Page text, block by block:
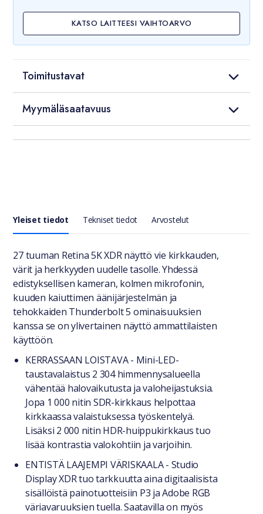
KATSO LAITTEESI VAIHTOARVO
Toimitustavat
Myymäläsaatavuus
Yleiset tiedot Tekniset tiedot Arvostelut
Yleiset tiedot
27 tuuman Retina 5K XDR näyttö vie kirkkauden,
värit ja herkkyyden uudelle tasolle. Yhdessä
edistyksellisen kameran, kolmen mikrofonin,
kuuden kaiuttimen äänijärjestelmän ja
tehokkaiden Thunderbolt 5 ominaisuuksien
kanssa se on ylivertainen näyttö ammattilaisten
käyttöön.
KERRASSAAN LOISTAVA - Mini-LED-
taustavalaistus 2 304 himmennysalueella
vähentää halovaikutusta ja valoheijastuksia.
Jopa 1 000 nitin SDR-kirkkaus helpottaa
kirkkaassa valaistuksessa työskentelyä.
Lisäksi 2 000 nitin HDR-huippukirkkaus tuo
lisää kontrastia valokohtiin ja varjoihin.
ENTISTÄ LAAJEMPI VÄRISKAALA - Studio
Display XDR tuo tarkkuutta aina digitaalisista
sisällöistä painotuotteisiin P3 ja Adobe RGB
väriavaruuksien tuella. Saatavilla on myös